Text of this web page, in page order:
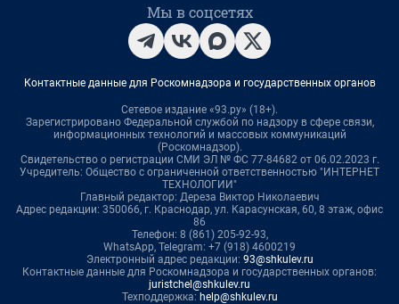
Мы в соцсетях
Контактные данные для Роскомнадзора и государственных органов
Сетевое издание «93.ру» (18+).
Зарегистрировано Федеральной службой по надзору в сфере связи,
информационных технологий и массовых коммуникаций
(Роскомнадзор).
Свидетельство о регистрации СМИ ЭЛ № ФС 77-84682 от 06.02.2023 г.
Учредитель: Общество с ограниченной ответственностью "ИНТЕРНЕТ
ТЕХНОЛОГИИ"
Главный редактор: Дереза Виктор Николаевич
Адрес редакции: 350066, г. Краснодар, ул. Карасунская, 60, 8 этаж, офис
86
Телефон: 8 (861) 205-92-93,
WhatsApp, Telegram: +7 (918) 4600219
Электронный адрес редакции: 93@shkulev.ru
Контактные данные для Роскомнадзора и государственных органов:
juristchel@shkulev.ru
Техподдержка: help@shkulev.ru